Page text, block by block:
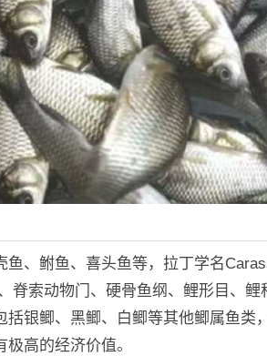
、鲋鱼、喜头鱼等，拉丁学名
索动物门、硬骨鱼纲、鲤形目、鲤
银鲫、黑鲫、白鲫等其他鲫属鱼类
高的经济价值。